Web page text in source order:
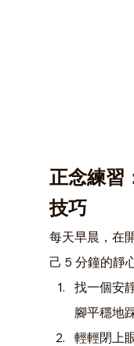
正念練習
技巧
每天早晨，在
己 5 分鐘的靜
找一個安
腳平穩地
輕輕閉上